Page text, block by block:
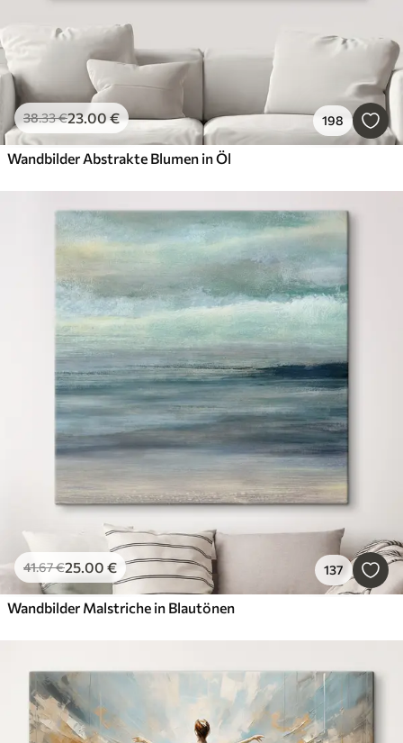
38.33€23.00 € 198
Wandbilder Abstrakte Blumen in Öl
41.67€25 .00 € 137
Wandbilder Malstriche in Blautönen